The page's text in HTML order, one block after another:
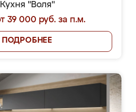
Кухня "Воля"
39 000 руб. за п.м.
ПОДРОБНЕЕ